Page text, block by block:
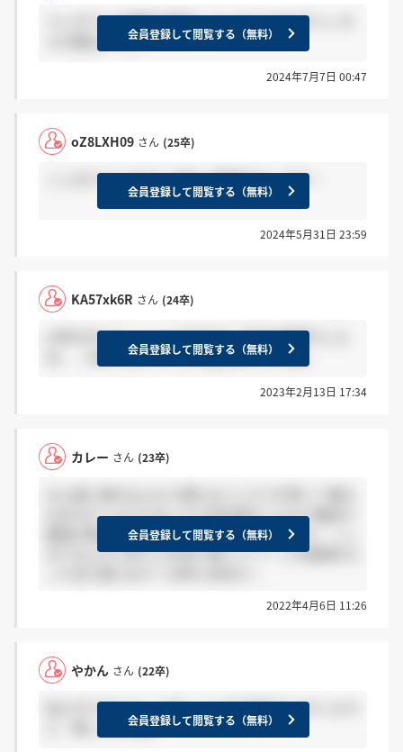
マンガワンの裏側を取材しているyoutubeチャンネ
ルが面白いです．会員登録して閲覧する（無料）
2024年7月7日 00:47
oZ8LXH09 さん (25卒)
ここのテストはTGーWEB（英語あり）です！
会員登録して閲覧する（無料）
2024年5月31日 23:59
KA57xk6R さん (24卒)
24卒の方いらっしゃいますか？ 今日ES発表でした
ね、、webテはデザシコとtg-webですかね。
会員登録して閲覧する（無料）
2023年2月13日 17:34
カレー さん (23卒)
込まなかったけどあっさり四次落ちしたので最初で
最後の書き込みします！ ここまで来れたけど、ここ
までなんだと思うと本当に悔しい～～ この投稿をも
会員登録して閲覧する（無料）
2022年4月6日 11:26
やかん さん (22卒)
私もダメでしたー（泣） ここまで来れてよかったけ
ど、悔しいですね会員登録して閲覧する（無料）